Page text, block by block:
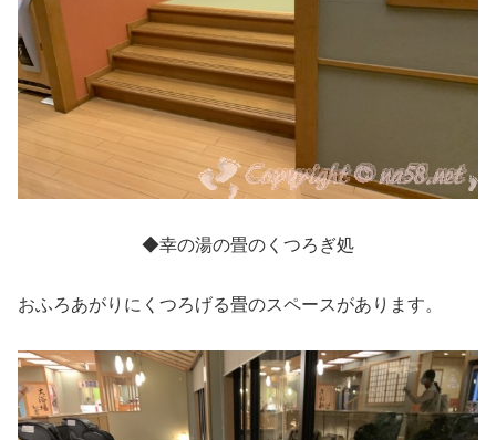
◆幸の湯の畳のくつろぎ処
おふろあがりにくつろげる畳のスペースがあります。